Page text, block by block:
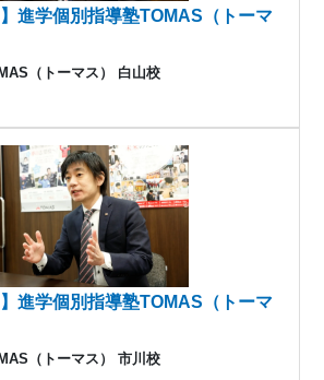
】進学個別指導塾TOMAS（トーマ
（トーマス） 白山校
】進学個別指導塾TOMAS（トーマ
（トーマス） 市川校